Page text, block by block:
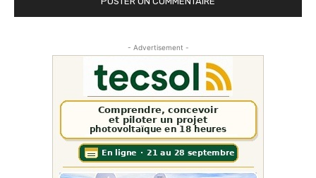
- Advertisement -